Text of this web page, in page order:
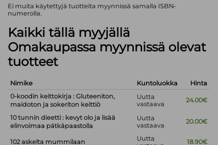
Ei muita käytettyjä tuotteita myynnissä samalla ISBN-
numerolla.
Kaikki tällä myyjällä
Omakaupassa myynnissä olevat
tuotteet
Nimike Kuntoluokka
Hinta
0-koodin keittokirja : Gluteeniton,
maidoton ja sokeriton keittiö
Uutta
vastaava
24.00€
10 tunnin dieetti : kevyt olo ja lisää
elinvoimaa pätkäpaastolla
Uutta
vastaava
20.00€
102 askelta mummilaan
Uutta
18.90€